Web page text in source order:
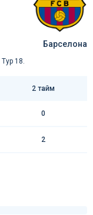
Барселона
Тур 18.
2 тайм
0
2